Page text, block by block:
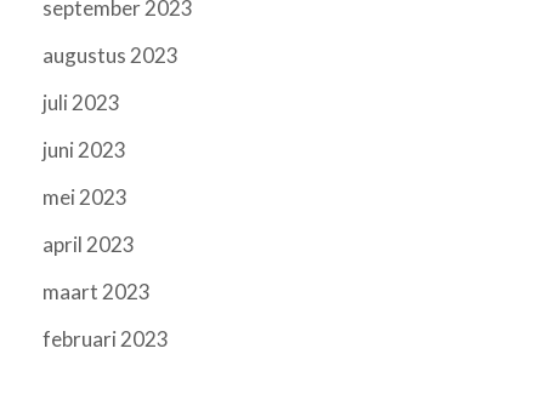
september 2023
augustus 2023
juli 2023
juni 2023
mei 2023
april 2023
maart 2023
februari 2023